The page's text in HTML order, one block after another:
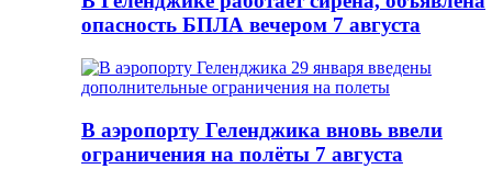
опасность БПЛА вечером 7 августа
В аэропорту Геленджика вновь ввели
ограничения на полёты 7 августа